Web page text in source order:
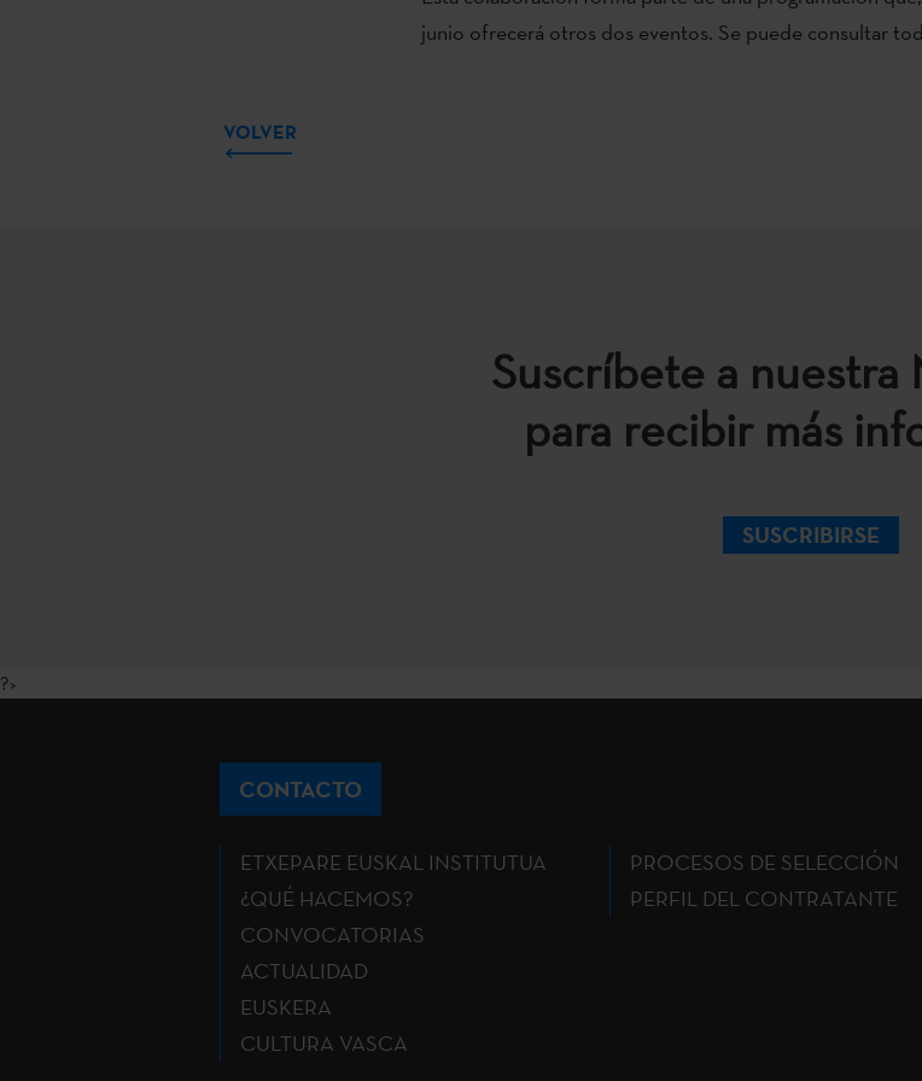
junio ofrecerá otros dos eventos. Se puede consultar
VOLVER
Suscríbete a nuestra
para recibir más
SUSCRIBIRSE
?>
CONTACTO
ETXEPARE EUSKAL INSTITUTUA
¿QUÉ HACEMOS?
CONVOCATORIAS
ACTUALIDAD
EUSKERA
CULTURA VASCA
PROCESOS DE SELECCIÓN
PERFIL DEL CONTRATANTE